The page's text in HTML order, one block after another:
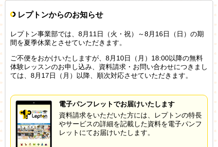
レプトンからのお知らせ
レプトン事業部では、8月11日（火・祝）～8月16日（日）の期
間を夏季休業とさせていただきます。
ご不便をおかけいたしますが、8月10日（月）18:00以降の無料
体験レッスンのお申し込み、資料請求・お問い合わせにつきまし
ては、8月17日（月）以降、順次対応させていただきます。
電子パンフレットでお届けいたします
資料請求をいただいた方には、レプトンの特長
やサービスの詳細を記載した資料を電子パンフ
レットにてお届けいたします。